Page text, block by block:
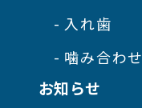
入れ歯
噛み合わせ
お知らせ